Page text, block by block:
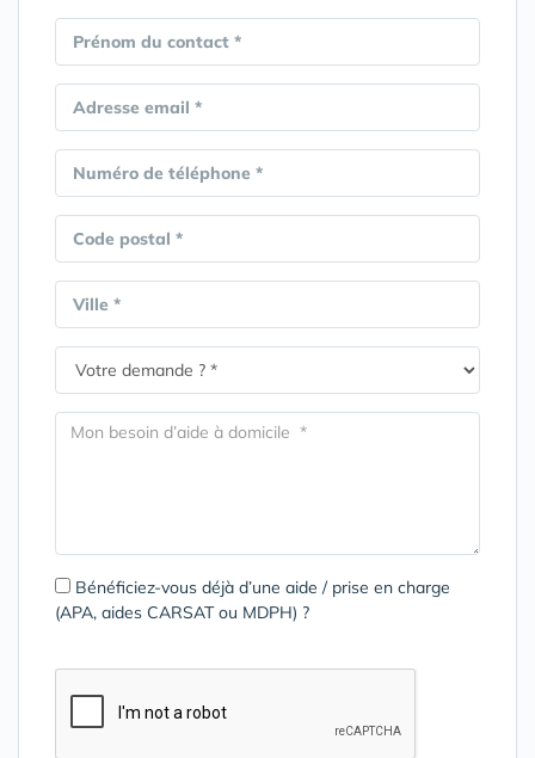
Prénom du contact *
Adresse email *
Numéro de téléphone *
Code postal *
Ville *
Bénéficiez-vous déjà d’une aide / prise en charge
(APA, aides CARSAT ou MDPH) ?